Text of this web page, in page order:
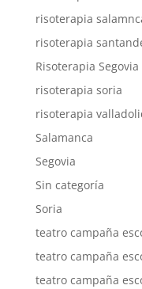
risoterapia
risoterapia
Risoterapia Segovia
risoterapia soria
risoterapia
Salamanca
Segovia
Sin categoría
Soria
teatro campaña
teatro campaña
teatro campaña